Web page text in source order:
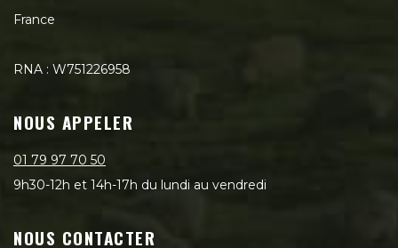
France
RNA : W751226958
NOUS APPELER
01 79 97 70 50
9h30-12h et 14h-17h du lundi au vendredi
NOUS CONTACTER